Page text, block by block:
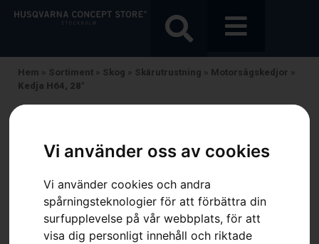
Vi använder oss av cookies
Vi använder cookies och andra
spårningsteknologier för att förbättra din
surfupplevelse på vår webbplats, för att
visa dig personligt innehåll och riktade
Hem » Sortiment » Skog » Skärutrustning » Motorsågskedjor »
Kedja H64, 28″